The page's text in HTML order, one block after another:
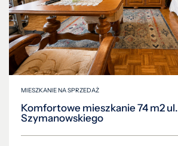
MIESZKANIE NA SPRZEDAŻ
Komfortowe mieszkanie 74 m2 ul.
Szymanowskiego